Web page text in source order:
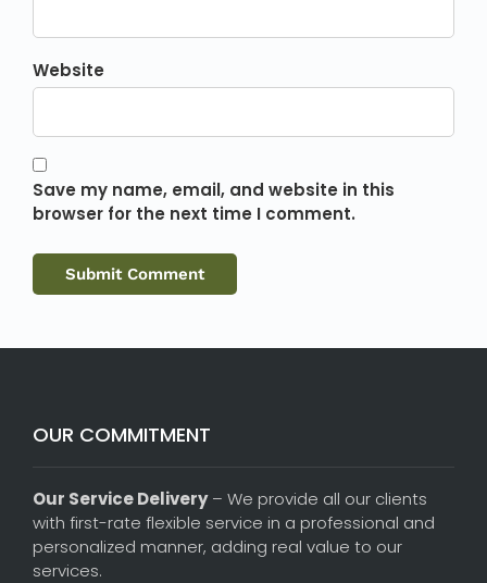
Website
Save my name, email, and website in this
browser for the next time I comment.
OUR COMMITMENT
Our Service Delivery– We provide all our clients
with first-rate flexible service in a professional and
personalized manner, adding real value to our
services.